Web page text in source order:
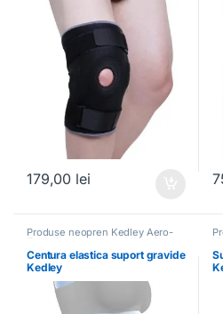
179,00 lei
Produse neopren Kedley Aero-
Produse ortopedice si
sportive
Centura elastica suport gravide
Kedley